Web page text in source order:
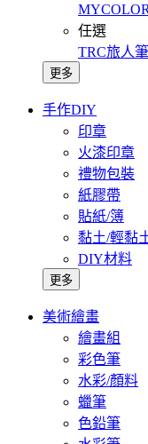
任選
TRC旅人
更多
手作DIY
印章
火漆印章
禮物包裝
紙膠帶
貼紙/簿
黏土/輕黏
DIY材料
更多
美術繪畫
繪畫組
彩色筆
水彩/顏料
蠟筆
色鉛筆